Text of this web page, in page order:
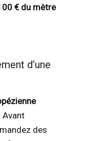
€ du mètre
d’une
Avant
des